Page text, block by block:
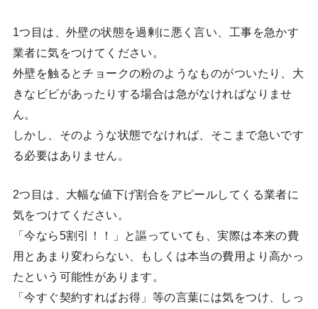
1つ目は、外壁の状態を過剰に悪く言い、工事を急かす
業者に気をつけてください。
外壁を触るとチョークの粉のようなものがついたり、大
きなビビがあったりする場合は急がなければなりませ
ん。
しかし、そのような状態でなければ、そこまで急いです
る必要はありません。
2つ目は、大幅な値下げ割合をアピールしてくる業者に
気をつけてください。
「今なら5割引！！」と謳っていても、実際は本来の費
用とあまり変わらない、もしくは本当の費用より高かっ
たという可能性があります。
「今すぐ契約すればお得」等の言葉には気をつけ、しっ